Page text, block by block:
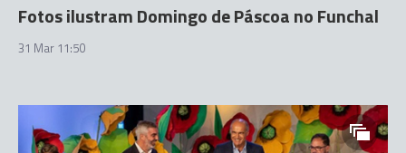
Fotos ilustram Domingo de Páscoa no Funchal
31 Mar 11:50